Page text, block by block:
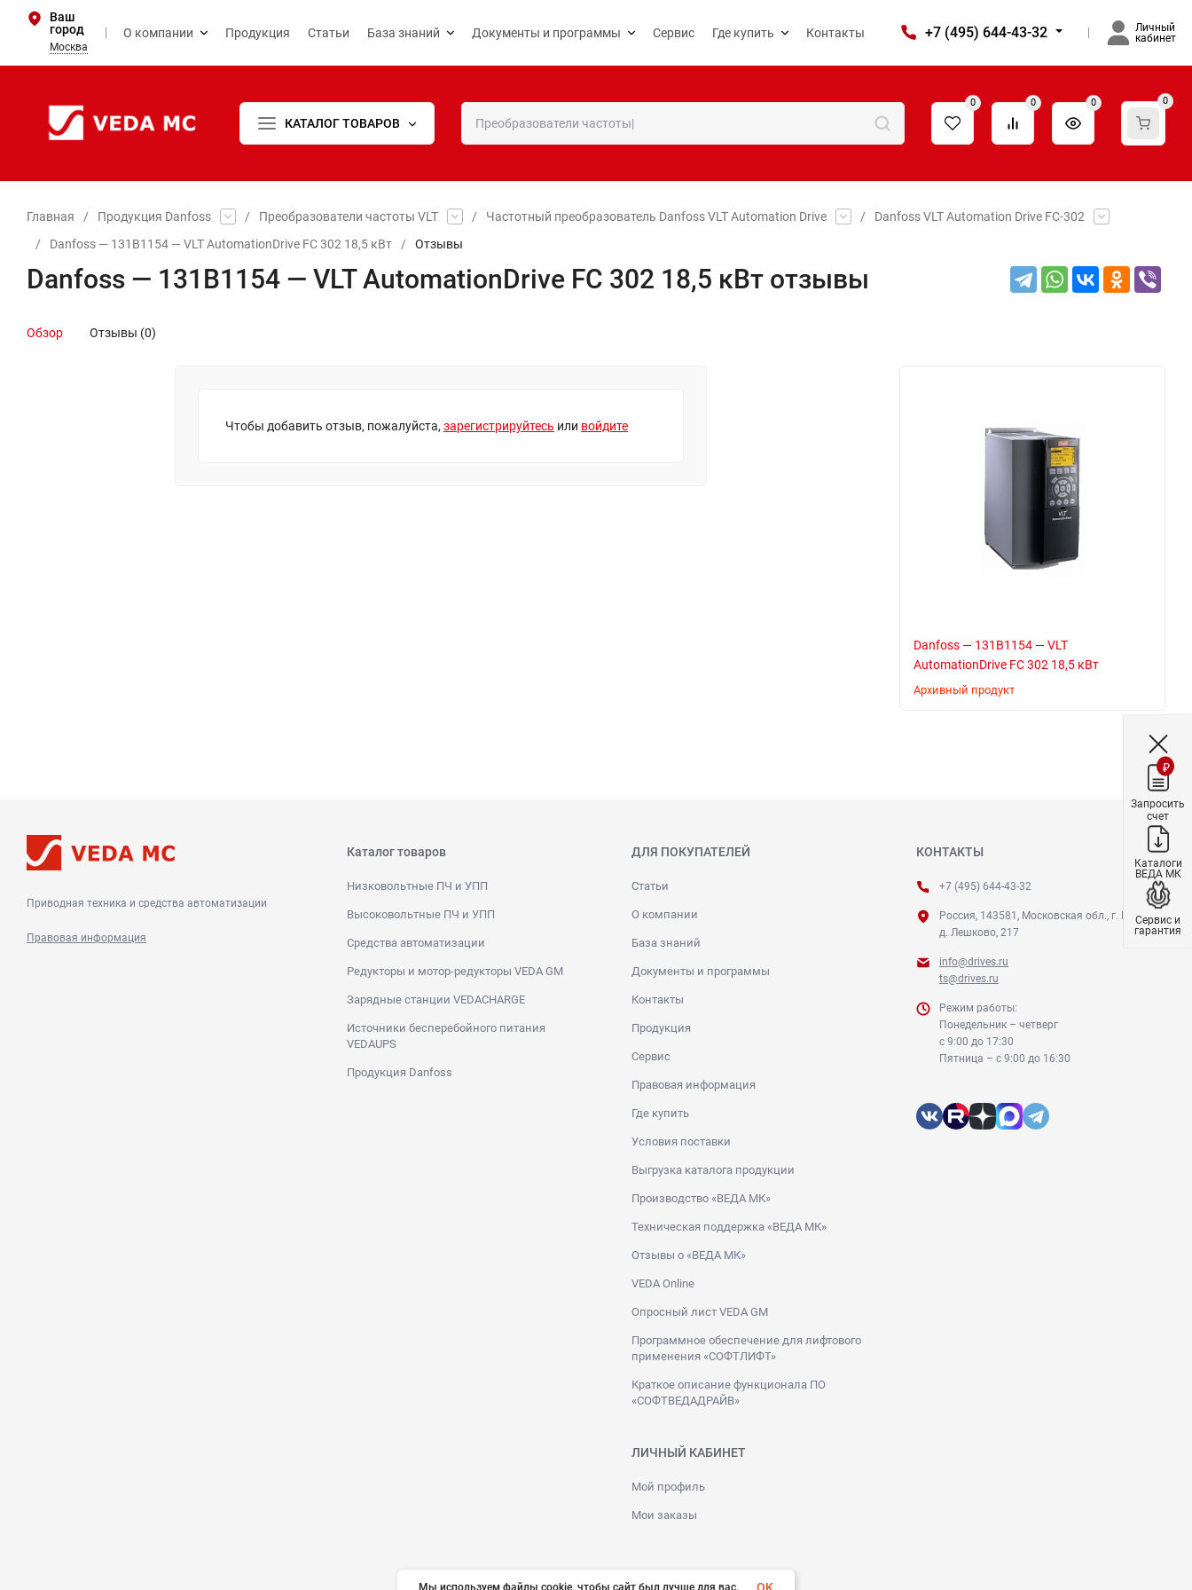
Ваш
город
Москва
О компании Продукция Статьи База знаний Документы и программы Сервис Где купить Контакты +7 (495) 644-43-32
Личный
кабинет
КАТАЛОГ ТОВАРОВ
0 0 0 0
Главная / Продукция Danfoss / Преобразователи частоты VLT / Частотный преобразователь Danfoss VLT Automation Drive /
Danfoss VLT Automation Drive FC-302
/
Danfoss — 131B1154 — VLT AutomationDrive FC 302 18,5 кВт / Отзывы
Danfoss — 131B1154 — VLT AutomationDrive FC 302 18,5 кВт отзывы
Обзор Отзывы (0)
Чтобы добавить отзыв, пожалуйста, зарегистрируйтесь или войдите
Danfoss — 131B1154 — VLT
AutomationDrive FC 302 18,5 кВт
Архивный продукт
Приводная техника и средства автоматизации
Правовая информация
Каталог товаров
Низковольтные ПЧ и УПП
Высоковольтные ПЧ и УПП
Средства автоматизации
Редукторы и мотор-редукторы VEDA GM
Зарядные станции VEDACHARGE
Источники бесперебойного питания
VEDAUPS
Продукция Danfoss
ДЛЯ ПОКУПАТЕЛЕЙ
Статьи
О компании
База знаний
Документы и программы
Контакты
Продукция
Сервис
Правовая информация
Где купить
Условия поставки
Выгрузка каталога продукции
Производство «ВЕДА МК»
Техническая поддержка «ВЕДА МК»
Отзывы о «ВЕДА МК»
VEDA Online
Опросный лист VEDA GM
Программное обеспечение для лифтового
применения «СОФТЛИФТ»
Краткое описание функционала ПО
«СОФТВЕДАДРАЙВ»
ЛИЧНЫЙ КАБИНЕТ
Мой профиль
Мои заказы
КОНТАКТЫ
+7 (495) 644-43-32
Россия, 143581, Московская обл., г. Истра,
д. Лешково, 217
info@drives.ru
ts@drives.ru
Режим работы:
Понедельник – четверг
с 9:00 до 17:30
Пятница – с 9:00 до 16:30
Мы используем файлы cookie, чтобы сайт был лучше для вас.
₽
Запросить
счет
Каталоги
ВЕДА МК
Сервис и
гарантия